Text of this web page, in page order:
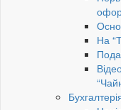
На